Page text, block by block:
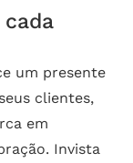
um presente
clientes,
em
Invista